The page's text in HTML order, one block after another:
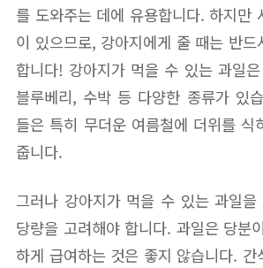
를 도와주는 데에 유용합니다. 하지만
이 있으므로, 강아지에게 줄 때는 반
합니다! 강아지가 먹을 수 있는 과일
블루베리, 수박 등 다양한 종류가 있
들은 특히 무더운 여름철에 더위를 식
줍니다.
그러나 강아지가 먹을 수 있는 과일
당량을 고려해야 합니다. 과일은 당분
하게 급여하는 것은 좋지 않습니다. 간